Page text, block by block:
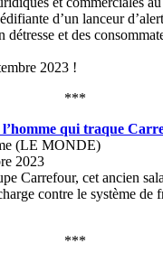
d’un lanceur
détresse et des
2023 !
***
qui traque
(LE MONDE)
2023
Carrefour, cet ancien
contre le système de
***